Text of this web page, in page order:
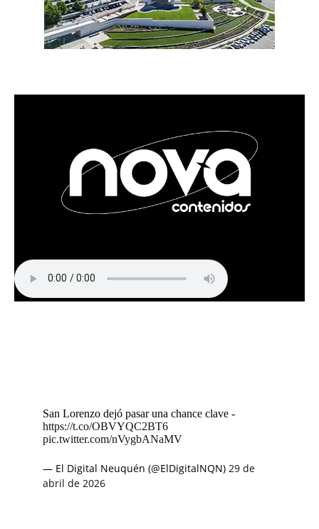
San Lorenzo dejó pasar una chance clave -
https://t.co/OBVYQC2BT6
pic.twitter.com/nVygbANaMV
— El Digital Neuquén (@ElDigitalNQN) 29 de
abril de 2026